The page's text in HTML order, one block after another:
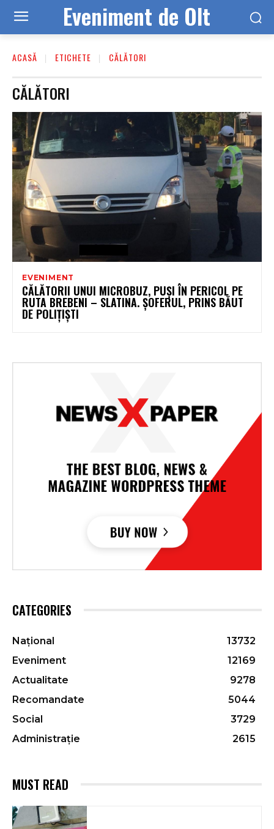
Eveniment de Olt
ACASĂ ETICHETE CĂLĂTORI
CĂLĂTORI
EVENIMENT
CĂLĂTORII UNUI MICROBUZ, PUȘI ÎN PERICOL PE
RUTA BREBENI – SLATINA. ȘOFERUL, PRINS BĂUT
DE POLIȚIȘTI
CATEGORIES
Național
13732
Eveniment
12169
Actualitate
9278
Recomandate
5044
Social
3729
Administrație
2615
MUST READ